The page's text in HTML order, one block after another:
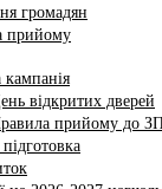
громадян
прийому
відкритих дверей
прийому до